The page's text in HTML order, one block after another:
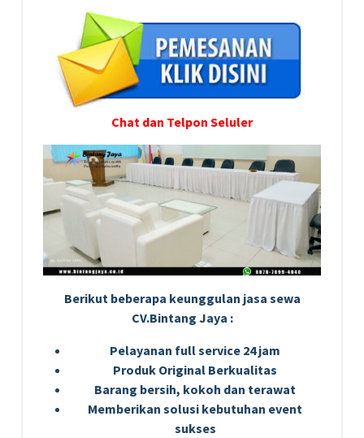
Chat dan Telpon Seluler
Berikut beberapa keunggulan jasa sewa
CV.Bintang Jaya :
Pelayanan full service 24 jam
Produk Original Berkualitas
Barang bersih, kokoh dan terawat
Memberikan solusi kebutuhan event
sukses